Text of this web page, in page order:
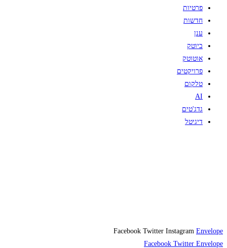
פרטיות
חדשות
ענן
ביוטק
אוטוטק
פרויקטים
טלקום
AI
גדג'טים
דיגיטל
Facebook Twitter Instagram Envelope
Facebook Twitter Envelope